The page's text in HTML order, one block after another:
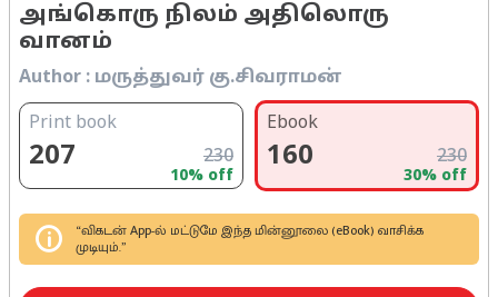
அங்கொரு நிலம் அதிலொரு
வானம்
Author : மருத்துவர் கு.சிவராமன்
Print book
207 230
10% off
Ebook
160 230
30% off
“விகடன் App-ல் மட்டுமே இந்த மின்னூலை (eBook) வாசிக்க
முடியும்.”